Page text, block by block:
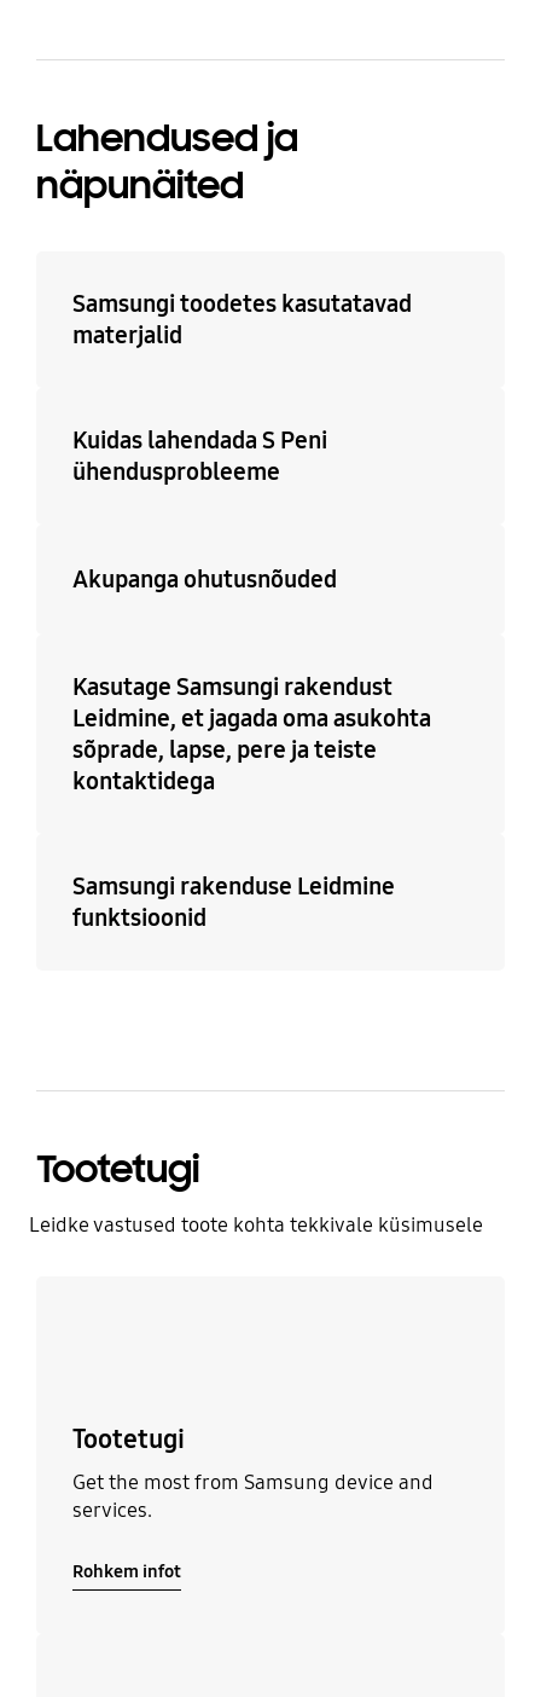
Lahendused ja
näpunäited
Samsungi toodetes kasutatavad
materjalid
Kuidas lahendada S Peni
ühendusprobleeme
Akupanga ohutusnõuded
Kasutage Samsungi rakendust
Leidmine, et jagada oma asukohta
sõprade, lapse, pere ja teiste
kontaktidega
Samsungi rakenduse Leidmine
funktsioonid
Tootetugi
Leidke vastused toote kohta tekkivale küsimusele
Tootetugi
Get the most from Samsung device and
services.
Rohkem infot